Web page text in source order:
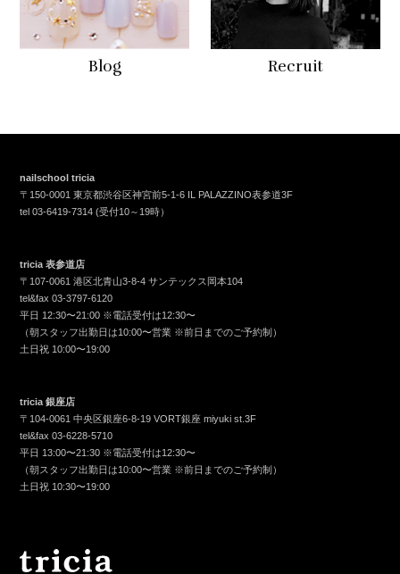
Blog Recruit
nailschool tricia
〒150-0001 東京都渋谷区神宮前5-1-6 IL PALAZZINO表参道3F
tel03-6419-7314 (受付10～19時）
tricia 表参道店
〒107-0061 港区北青山3-8-4 サンテックス岡本104
tel&fax03-3797-6120
平日 12:30〜21:00 ※電話受付は12:30〜
（朝スタッフ出勤日は10:00〜営業 ※前日までのご予約制）
土日祝 10:00〜19:00
tricia 銀座店
〒104-0061 中央区銀座6-8-19 VORT銀座 miyuki st.3F
tel&fax03-6228-5710
平日 13:00〜21:30 ※電話受付は12:30〜
（朝スタッフ出勤日は10:00〜営業 ※前日までのご予約制）
土日祝 10:30〜19:00